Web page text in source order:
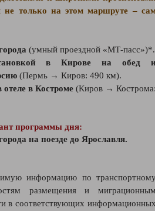
не только на этом маршруте –
(умный проездной «МТ-пасс»)*.
в Кирове на обед
(Пермь → Киров: 490 км).
в Костроме (Киров →
программы дня:
на поезде до Ярославля.
информацию по
размещения и
в соответствующих